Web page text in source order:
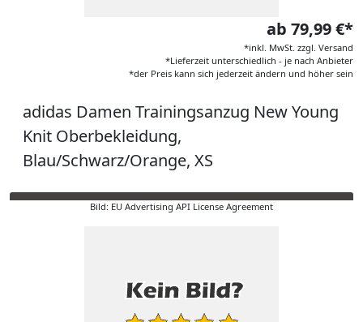
ab 79,99 €*
*inkl. MwSt. zzgl. Versand
*Lieferzeit unterschiedlich - je nach Anbieter
*der Preis kann sich jederzeit ändern und höher sein
adidas Damen Trainingsanzug New Young
Knit Oberbekleidung,
Blau/Schwarz/Orange, XS
Bild: EU Advertising API License Agreement